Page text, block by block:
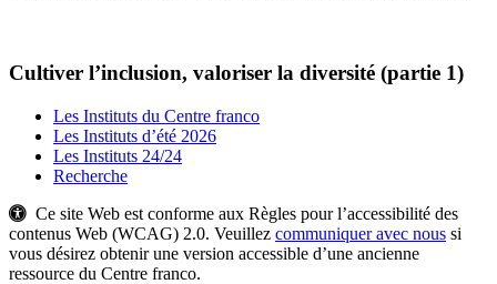
Cultiver l’inclusion, valoriser la diversité (partie 1)
Les Instituts du Centre franco
Les Instituts d’été 2026
Les Instituts 24/24
Recherche
Ce site Web est conforme aux Règles pour l’accessibilité des
contenus Web (WCAG) 2.0. Veuillez communiquer avec nous si
vous désirez obtenir une version accessible d’une ancienne
ressource du Centre franco.